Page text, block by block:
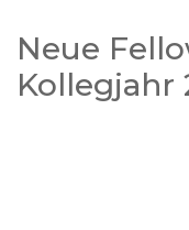
Neue
Kollegjahr